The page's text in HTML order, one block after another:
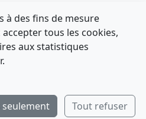
- API
Tchap
— NATINFo
NATINFo ?
caractères max).
à des fins de mesure
accepter tous les cookies,
aux statistiques
Tout refuser